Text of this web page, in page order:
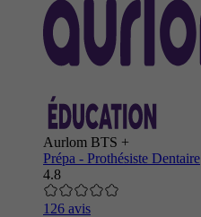
Aurlom BTS +
Prépa - Prothésiste Dentaire
4.8
126 avis